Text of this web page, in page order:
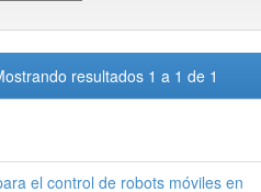
resultados 1 a 1 de 1
el control de robots móviles en